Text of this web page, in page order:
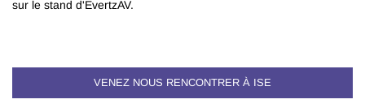
sur le stand d'EvertzAV.
VENEZ NOUS RENCONTRER À ISE